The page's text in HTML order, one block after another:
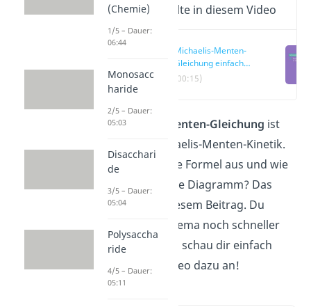
Wichtige Inhalte in diesem Video
Michaelis-Menten-
Gleichung einfach
erklärt
(00:15)
DieMichaelis-Menten-Gleichung ist
ein Teil der Michaelis-Menten-Kinetik.
Aber wie sieht die Formel aus und wie
das dazugehörige Diagramm? Das
erfährst du in diesem Beitrag. Du
möchtest das Thema noch schneller
verstehen? Dann schau dir einfach
unser kurzes Video dazu an!
(Chemie)
1/5 – Dauer:
06:44
Monosacc
haride
2/5 – Dauer:
05:03
Disacchari
de
3/5 – Dauer:
05:04
Polysaccha
ride
4/5 – Dauer:
05:11